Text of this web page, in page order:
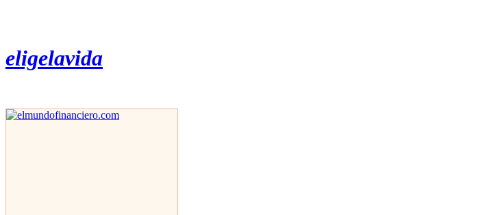
eligelavida